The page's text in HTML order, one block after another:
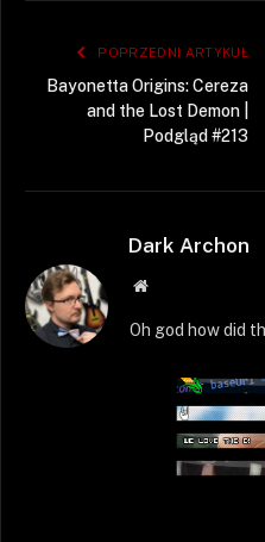
POPRZEDNI ARTYKUŁ
Bayonetta Origins: Cereza
and the Lost Demon |
Podgląd #213
Dark Archon
Strona
Oh god how did